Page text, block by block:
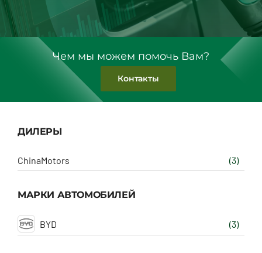
Чем мы можем помочь Вам?
Контакты
ДИЛЕРЫ
ChinaMotors (3)
МАРКИ АВТОМОБИЛЕЙ
BYD (3)